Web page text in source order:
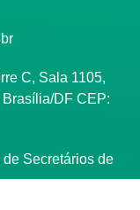
C, Sala 1105,
DF CEP:
Secretários de